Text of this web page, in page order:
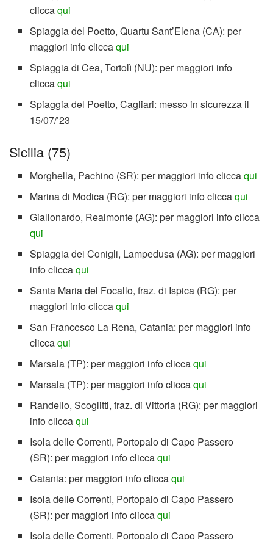
cliccaqui
Spiaggia del Poetto, Quartu Sant’Elena (CA): per
maggiori info cliccaqui
Spiaggia di Cea, Tortolì (NU): per maggiori info
cliccaqui
Spiaggia del Poetto, Cagliari: messo in sicurezza il
15/07/’23
Sicilia (75)
Morghella, Pachino (SR): per maggiori info cliccaqui
Marina di Modica (RG): per maggiori info cliccaqui
Giallonardo, Realmonte (AG): per maggiori info clicca
qui
Spiaggia dei Conigli, Lampedusa (AG): per maggiori
info cliccaqui
Santa Maria del Focallo, fraz. di Ispica (RG): per
maggiori info cliccaqui
San Francesco La Rena, Catania: per maggiori info
cliccaqui
Marsala (TP): per maggiori info cliccaqui
Marsala (TP): per maggiori info cliccaqui
Randello, Scoglitti, fraz. di Vittoria (RG): per maggiori
info cliccaqui
Isola delle Correnti, Portopalo di Capo Passero
(SR): per maggiori info cliccaqui
Catania: per maggiori info cliccaqui
Isola delle Correnti, Portopalo di Capo Passero
(SR): per maggiori info cliccaqui
Isola delle Correnti, Portopalo di Capo Passero